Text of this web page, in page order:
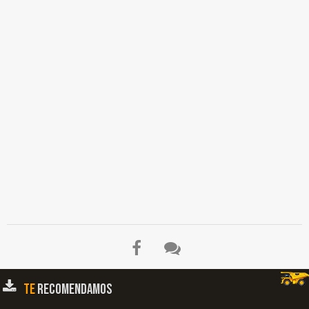
TERECOMENDAMOS